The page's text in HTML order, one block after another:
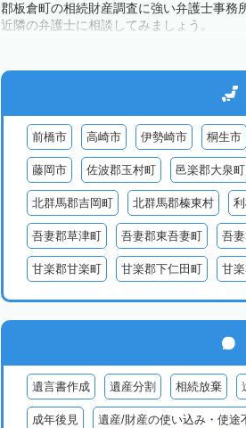
郡板倉町の相続財産調査に強い弁護士事務
近隣の弁護士に相談してみましょう。
前橋市 高崎市 伊勢崎市 桐生市
藤岡市 佐波郡玉村町 邑楽郡大泉町
北群馬郡吉岡町 北群馬郡榛東村
吾妻郡草津町 吾妻郡東吾妻町 吾
甘楽郡甘楽町 甘楽郡下仁田町 甘
遺言書作成 遺産分割 相続放棄
成年後見 遺産/財産の使い込み・使途